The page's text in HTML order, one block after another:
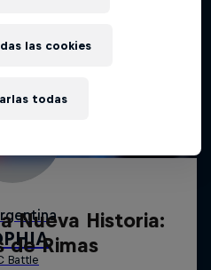
Nueva Historia:
de Rimas
todas
las cookies